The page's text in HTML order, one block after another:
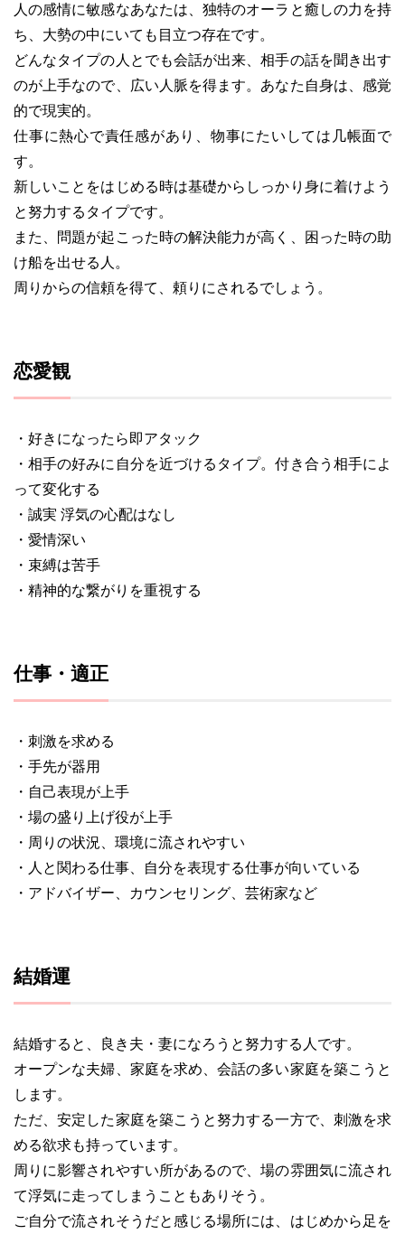
人の感情に敏感なあなたは、独特のオーラと癒しの力を持
ち、大勢の中にいても目立つ存在です。
どんなタイプの人とでも会話が出来、相手の話を聞き出す
のが上手なので、広い人脈を得ます。あなた自身は、感覚
的で現実的。
仕事に熱心で責任感があり、物事にたいしては几帳面で
す。
新しいことをはじめる時は基礎からしっかり身に着けよう
と努力するタイプです。
また、問題が起こった時の解決能力が高く、困った時の助
け船を出せる人。
周りからの信頼を得て、頼りにされるでしょう。
恋愛観
・好きになったら即アタック
・相手の好みに自分を近づけるタイプ。付き合う相手によ
って変化する
・誠実 浮気の心配はなし
・愛情深い
・束縛は苦手
・精神的な繋がりを重視する
仕事・適正
・刺激を求める
・手先が器用
・自己表現が上手
・場の盛り上げ役が上手
・周りの状況、環境に流されやすい
・人と関わる仕事、自分を表現する仕事が向いている
・アドバイザー、カウンセリング、芸術家など
結婚運
結婚すると、良き夫・妻になろうと努力する人です。
オープンな夫婦、家庭を求め、会話の多い家庭を築こうと
します。
ただ、安定した家庭を築こうと努力する一方で、刺激を求
める欲求も持っています。
周りに影響されやすい所があるので、場の雰囲気に流され
て浮気に走ってしまうこともありそう。
ご自分で流されそうだと感じる場所には、はじめから足を